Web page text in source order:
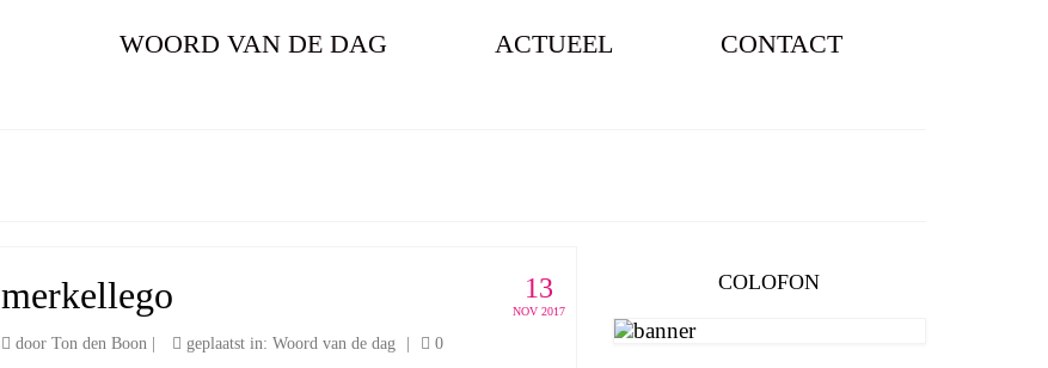
WOORD VAN DE DAG ACTUEEL CONTACT
13
NOV 2017
merkellego
door Ton den Boon| geplaatst in: Woord van de dag 0
COLOFON